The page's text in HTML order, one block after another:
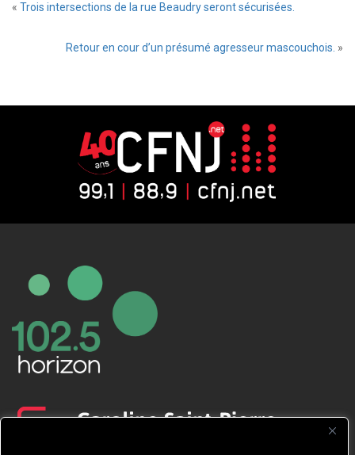
« Trois intersections de la rue Beaudry seront sécurisées.
Retour en cour d’un présumé agresseur mascouchois. »